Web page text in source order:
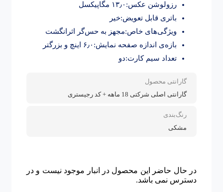
رزولوشن عکس:۱۳٫۰ مگاپیکسل
باتری قابل تعویض:خیر
ویژگی‌های خاص:مجهز به حس‌گر اثرانگشت
بازه‌ی اندازه صفحه نمایش:۶٫۰ اینچ و بزرگتر
تعداد سیم کارت:دو
گارانتی محصول
گارانتی اصلی شرکتی 18 ماهه + کد رجیستری
رنگ‌بندی
مشکی
در حال حاضر این محصول در انبار موجود نیست و در
دسترس نمی باشد.